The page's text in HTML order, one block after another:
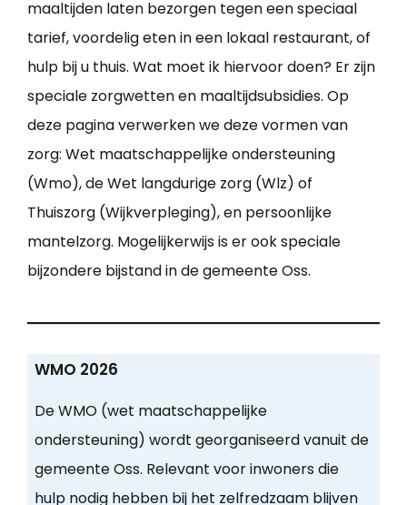
maaltijden laten bezorgen tegen een speciaal
tarief, voordelig eten in een lokaal restaurant, of
hulp bij u thuis. Wat moet ik hiervoor doen? Er zijn
speciale zorgwetten en maaltijdsubsidies. Op
deze pagina verwerken we deze vormen van
zorg: Wet maatschappelijke ondersteuning
(Wmo), de Wet langdurige zorg (Wlz) of
Thuiszorg (Wijkverpleging), en persoonlijke
mantelzorg. Mogelijkerwijs is er ook speciale
bijzondere bijstand in de gemeente Oss.
WMO 2026
De WMO (wet maatschappelijke
ondersteuning) wordt georganiseerd vanuit de
gemeente Oss. Relevant voor inwoners die
hulp nodig hebben bij het zelfredzaam blijven